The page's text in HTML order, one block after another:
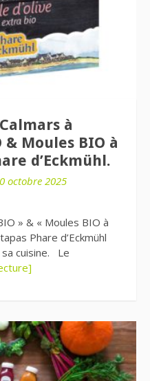
à
& Moules BIO à
d’Eckmühl.
octobre 2025
» & « Moules BIO à
Phare d’Eckmühl
cuisine. Le